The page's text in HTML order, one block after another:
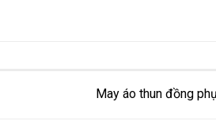
May áo thun đồng